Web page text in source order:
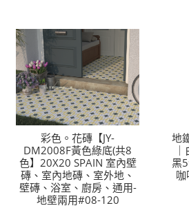
彩色。花磚【JY-
DM2008F黃色綠底(共8
色】20X20 SPAIN 室內壁
磚、室內地磚、室外地、
壁磚、浴室、廚房、通用-
地壁兩用#08-120
地
黑